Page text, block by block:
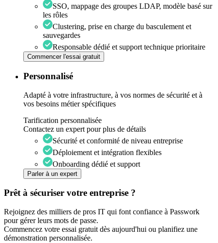
SSO, mappage des groupes LDAP, modèle basé sur
les rôles
Clustering, prise en charge du basculement et
sauvegardes
Responsable dédié et support technique prioritaire
Commencer l'essai gratuit
Personnalisé
Adapté à votre infrastructure, à vos normes de sécurité et à
vos besoins métier spécifiques
Tarification personnalisée
Contactez un expert pour plus de détails
Sécurité et conformité de niveau entreprise
Déploiement et intégration flexibles
Onboarding dédié et support
Parler à un expert
Prêt à sécuriser votre entreprise ?
Rejoignez des milliers de pros IT qui font confiance à Passwork
pour gérer leurs mots de passe.
Commencez votre essai gratuit dès aujourd'hui ou planifiez une
démonstration personnalisée.